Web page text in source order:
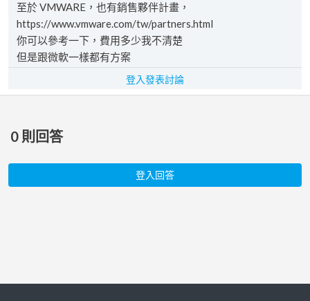
至於 VMWARE，也有銷售夥伴計畫，
https://www.vmware.com/tw/partners.html
你可以參考一下，費用多少我不清楚
但是跟微軟一樣都有方案
登入發表討論
0 則回答
登入回答